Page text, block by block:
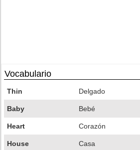
Vocabulario
Thin Delgado
Baby Bebé
Heart Corazón
House Casa